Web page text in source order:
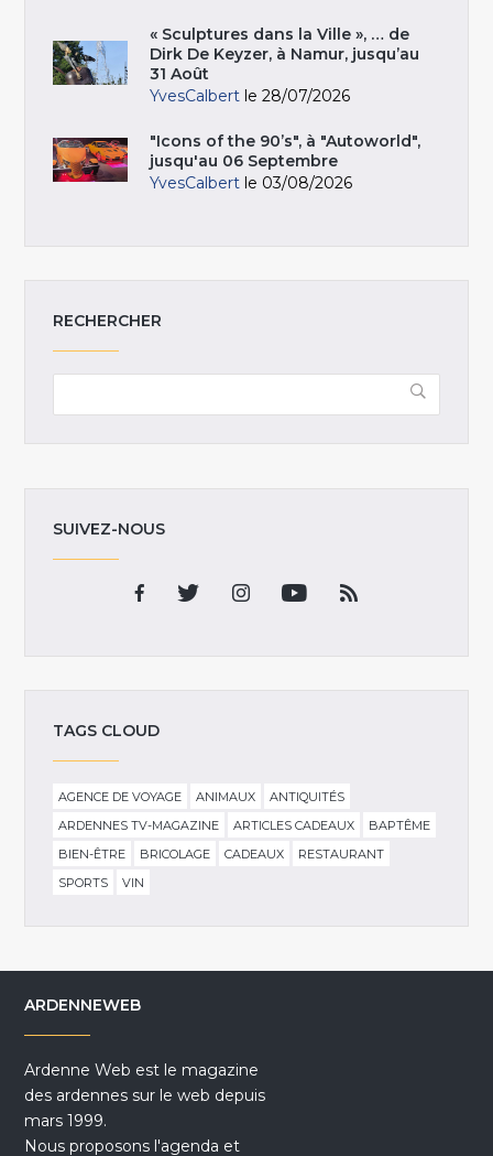
« Sculptures dans la Ville », … de
Dirk De Keyzer, à Namur, jusqu’au
31 Août
YvesCalbert le 28/07/2026
"Icons of the 90’s", à "Autoworld",
jusqu'au 06 Septembre
YvesCalbert le 03/08/2026
RECHERCHER
SUIVEZ-NOUS
TAGS CLOUD
AGENCE DE VOYAGE ANIMAUX
ANTIQUITÉS
ARDENNES TV-MAGAZINE
ARTICLES CADEAUX
BAPTÊME
BIEN-ÊTRE
BRICOLAGE CADEAUX
RESTAURANT
SPORTS
VIN
ARDENNEWEB
Ardenne Web est le magazine
des ardennes sur le web depuis
mars 1999.
Nous proposons l'agenda et